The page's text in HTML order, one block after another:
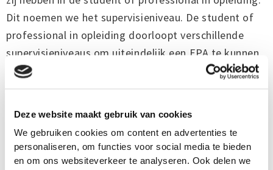
Deze website maakt gebruik van cookies
We gebruiken cookies om content en advertenties te
personaliseren, om functies voor social media te bieden
en om ons websiteverkeer te analyseren. Ook delen we
Dit noemen we het supervisieniveau. De student of
professional in opleiding doorloopt verschillende
supervisieniveaus om uiteindelijk een EPA te kunnen
afronden. Er worden vijf niveaus van supervisie
2.Zelfstandig uitvoeren met directe supervisie (de
supervisor is fysiek aanwezig in dezelfde kamer)